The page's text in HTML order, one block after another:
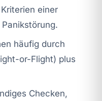
einer
häufig durch
or-Flight) plus
Checken,